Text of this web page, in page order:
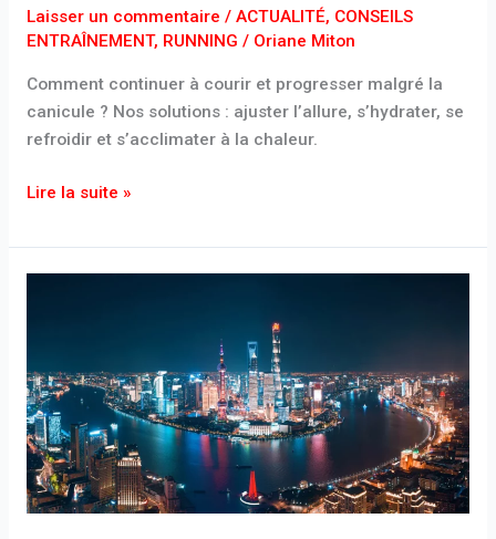
Laisser un commentaire / ACTUALITÉ, CONSEILS
ENTRAÎNEMENT, RUNNING / Oriane Miton
Comment continuer à courir et progresser malgré la
canicule ? Nos solutions : ajuster l’allure, s’hydrater, se
refroidir et s’acclimater à la chaleur.
Lire la suite »
les
World
Marathon
Majors
en
2027